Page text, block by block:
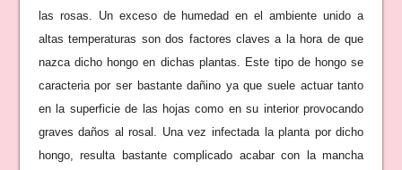
las rosas. Un exceso de humedad en el ambiente unido a
altas temperaturas son dos factores claves a la hora de que
nazca dicho hongo en dichas plantas. Este tipo de hongo se
caracteria por ser bastante dañino ya que suele actuar tanto
en la superficie de las hojas como en su interior provocando
graves daños al rosal. Una vez infectada la planta por dicho
hongo, resulta bastante complicado acabar con la mancha